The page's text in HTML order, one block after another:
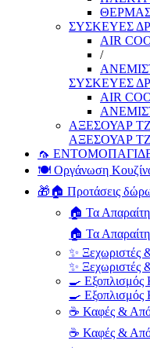
ΣΥΣΚΕΥΕΣ
AIR
/
ΣΥΣΚΕΥΕΣ
AIR
ΑΞΕΣΟΥΑΡ
ΑΞΕΣΟΥΑΡ
🦟
🍽️ Οργάνωση
🎁🏠 Προτάσεις
🏠 Τα
🏠 Τα
✨ Ξεχωριστές
✨ Ξεχωριστές
🍳 Εξοπλισμός
🍳 Εξοπλισμός
☕ Καφές &
☕ Καφές &